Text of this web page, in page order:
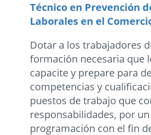
Técnico en Prevención
Laborales en el
Dotar a los trabajadores
formación necesaria que
capacite y prepare para
competencias y
puestos de trabajo que
responsabilidades, por
programación con el fin